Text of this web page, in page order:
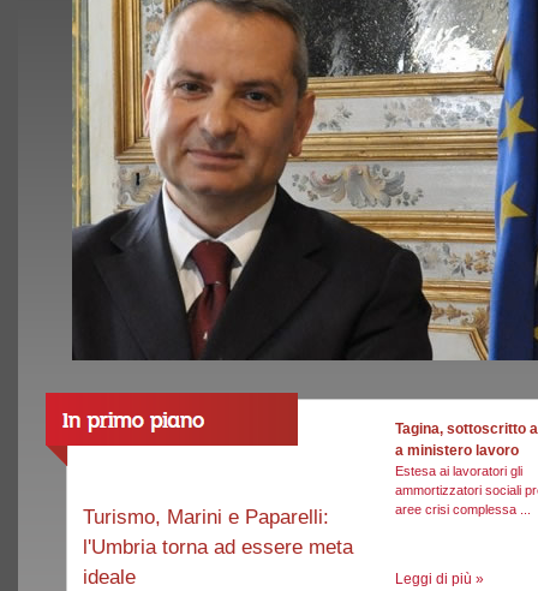
Turismo, Marini e Paparelli:
l'Umbria torna ad essere meta
ideale
Tagina, sottoscritto
a ministero lavoro
Estesa ai lavoratori gli
ammortizzatori sociali
aree crisi complessa ...
Leggi di più »